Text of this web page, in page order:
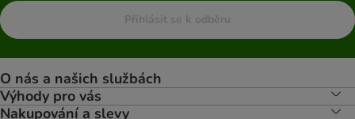
Přihlásit se k odběru
O nás a našich službách
Výhody pro vás
Nakupování a slevy